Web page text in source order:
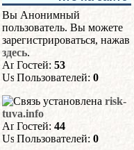
Вы Анонимный
пользователь. Вы можете
зарегистрироваться, нажав
здесь.
Гостей: 53
Пользователей: 0
risk-
tuva.info
Гостей: 44
Пользователей: 0